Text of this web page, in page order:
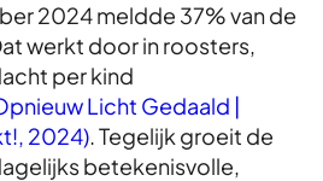
2024 meldde 37% van de
werkt door in roosters,
per kind
Licht Gedaald |
2024). Tegelijk groeit de
betekenisvolle,